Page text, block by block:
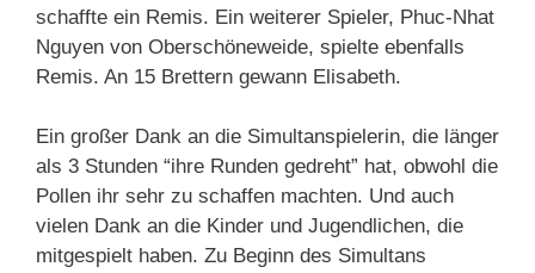
schaffte ein Remis. Ein weiterer Spieler, Phuc-Nhat
Nguyen von Oberschöneweide, spielte ebenfalls
Remis. An 15 Brettern gewann Elisabeth.
Ein großer Dank an die Simultanspielerin, die länger
als 3 Stunden “ihre Runden gedreht” hat, obwohl die
Pollen ihr sehr zu schaffen machten. Und auch
vielen Dank an die Kinder und Jugendlichen, die
mitgespielt haben. Zu Beginn des Simultans